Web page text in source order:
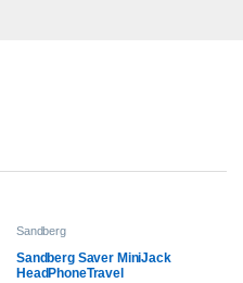
Sandberg
Sandberg Saver MiniJack
HeadPhoneTravel